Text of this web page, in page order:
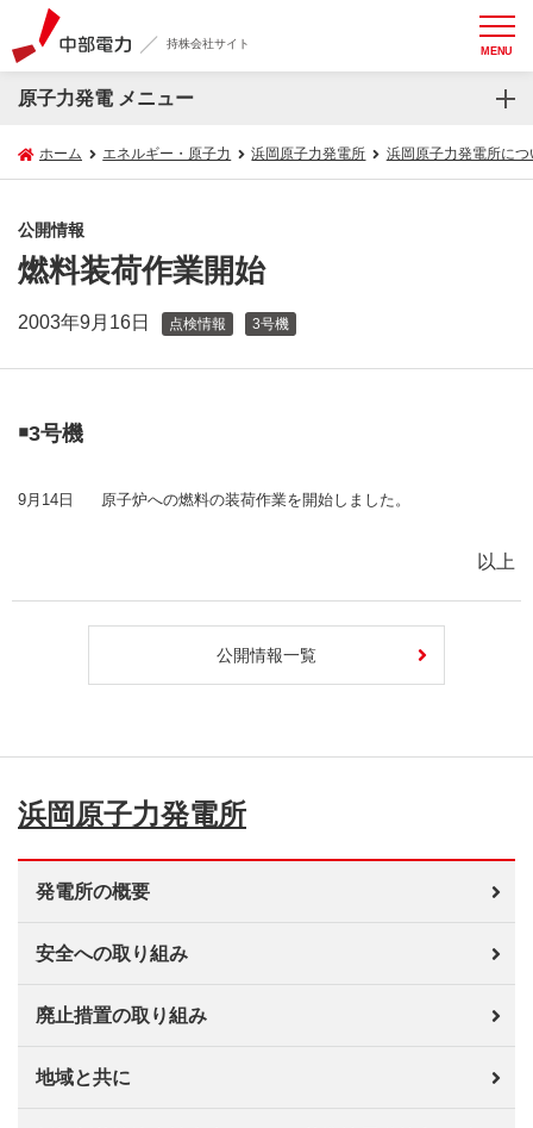
持株会社サイト MENU
原子力発電 メニュー
ホーム エネルギー・原子力 浜岡原子力発電所 浜岡原子力発電所につ
公開情報
燃料装荷作業開始
2003年9月16日 点検情報 3号機
￭3号機
9月14日 原子炉への燃料の装荷作業を開始しました。
以上
公開情報一覧
浜岡原子力発電所
発電所の概要
安全への取り組み
廃止措置の取り組み
地域と共に